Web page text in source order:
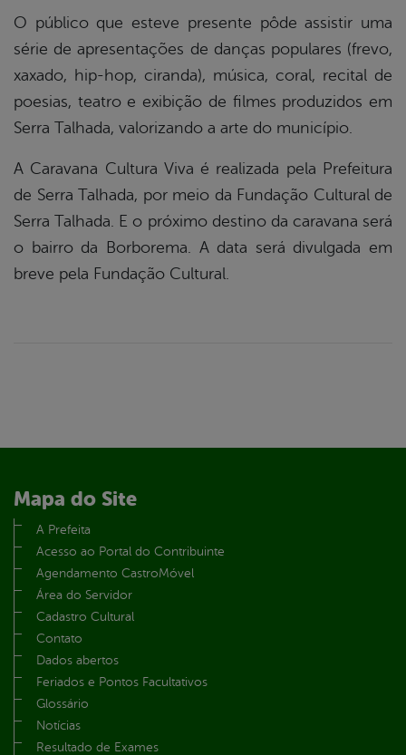
O público que esteve presente pôde assistir uma
série de apresentações de danças populares (frevo,
xaxado, hip-hop, ciranda), música, coral, recital de
poesias, teatro e exibição de filmes produzidos em
Serra Talhada, valorizando a arte do município.
A Caravana Cultura Viva é realizada pela Prefeitura
de Serra Talhada, por meio da Fundação Cultural de
Serra Talhada. E o próximo destino da caravana será
o bairro da Borborema. A data será divulgada em
breve pela Fundação Cultural.
Mapa do Site
A Prefeita
Acesso ao Portal do Contribuinte
Agendamento CastroMóvel
Área do Servidor
Cadastro Cultural
Contato
Dados abertos
Feriados e Pontos Facultativos
Glossário
Notícias
Resultado de Exames